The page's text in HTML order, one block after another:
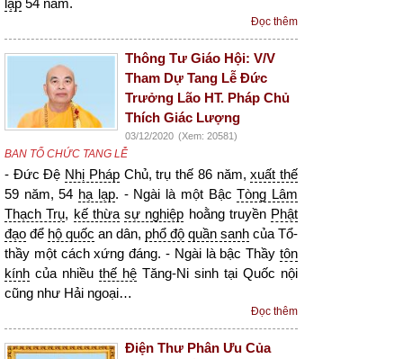
lạp 54 năm.
Đọc thêm
Thông Tư Giáo Hội: V/V
Tham Dự Tang Lễ Đức
Trưởng Lão HT. Pháp Chủ
Thích Giác Lượng
03/12/2020 (Xem: 20581)
BAN TỔ CHỨC TANG LỄ
- Đức Đệ Nhị PhápChủ, trụ thế 86 năm,xuất thế
59 năm, 54 hạ lạp. - Ngài là một BậcTòng Lâm
Thạch Trụ, kế thừa sự nghiệp hoằng truyền Phật
đạo để hộ quốc an dân, phổ độ quần sanh của Tổ-
thầy một cách xứng đáng. - Ngài là bậc Thầy tôn
kính của nhiều thế hệ Tăng-Ni sinh tại Quốc nội
cũng như Hải ngoại…
Đọc thêm
Điện Thư Phân Ưu Của